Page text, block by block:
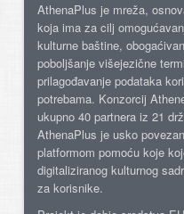
AthenaPlus je mreža,
koja ima za cilj
kulturne baštine,
poboljšanje višejezične
prilagođavanje podataka
potrebama. Konzorcij
ukupno 40 partnera iz 21
AthenaPlus je usko
platformom pomoću koje
digitaliziranog kulturnog
za korisnike.